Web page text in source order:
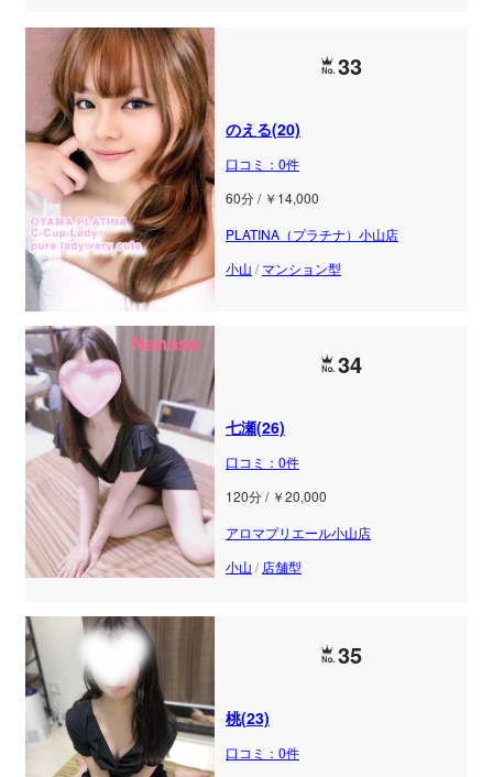
33
のえる(20)
口コミ：0件
60分 / ￥14,000
PLATINA（プラチナ）小山店
小山 /マンション型
34
七瀬(26)
口コミ：0件
120分 / ￥20,000
アロマプリエール小山店
小山 / 店舗型
35
桃(23)
口コミ：0件